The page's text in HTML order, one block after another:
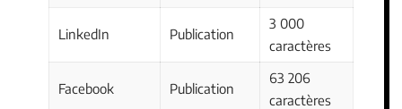
LinkedIn Publication
3 000
caractères
Facebook Publication
63 206
caractères